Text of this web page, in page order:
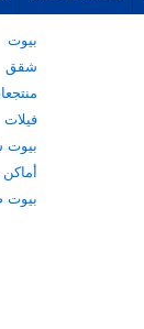
بيوت
شقق
فيلات
بيوت
بيوت